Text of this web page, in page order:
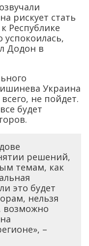
рискует стать
Республике
Додон в
Украина
не пойдет.
будет
решений,
темам, как
это будет
нельзя
возможно
–